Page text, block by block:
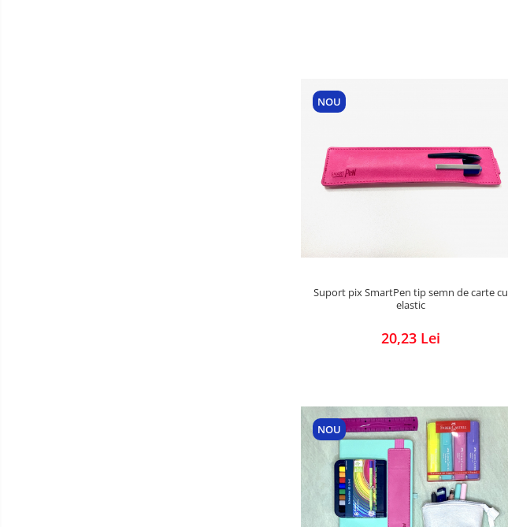
NOU
Suport pix SmartPen tip semn de carte cu
elastic
20,23 Lei
NOU